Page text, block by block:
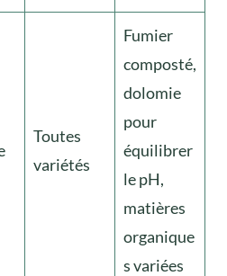
Toutes
variétés
Fumier
composté,
dolomie
pour
équilibrer
le pH,
matières
organique
s variées